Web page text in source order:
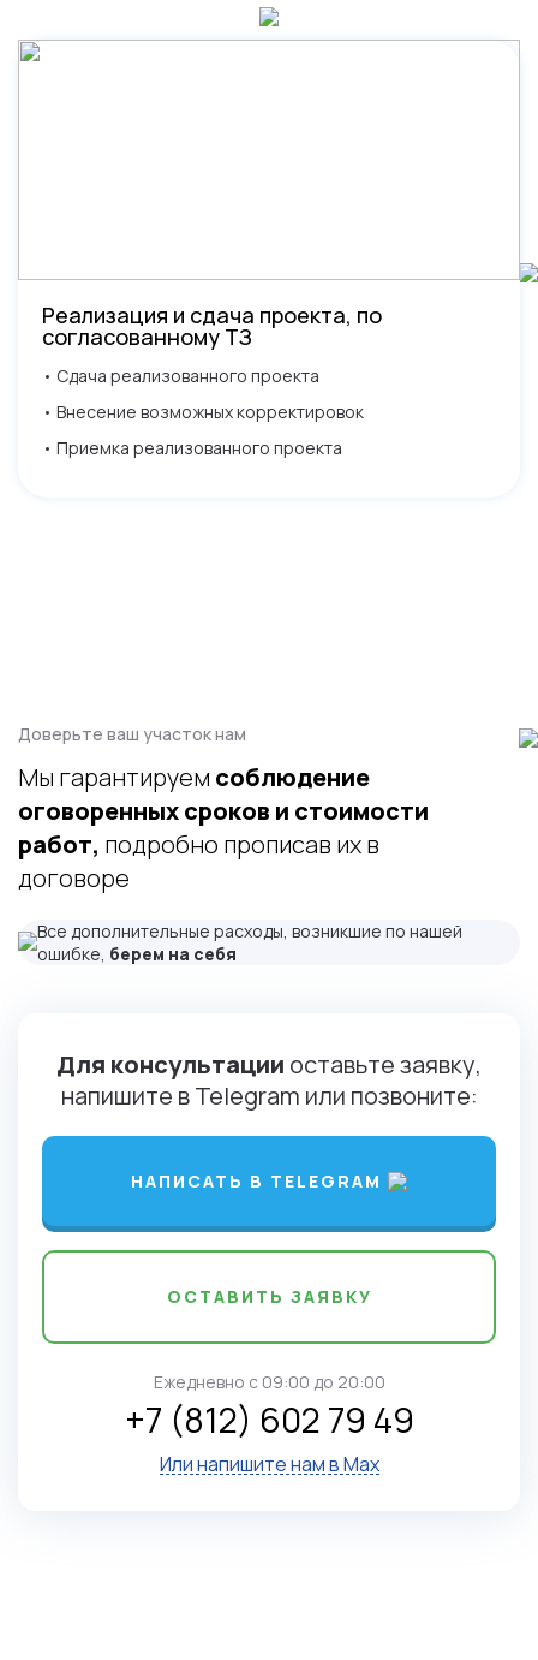
Реализация и сдача проекта, по
согласованному ТЗ
• Сдача реализованного проекта
• Внесение возможных корректировок
• Приемка реализованного проекта
Доверьте ваш участок нам
Мы гарантируем соблюдение
оговоренных сроков и стоимости
работ, подробно прописав их в
договоре
Все дополнительные расходы, возникшие по нашей
ошибке, берем на себя
Для консультации оставьте заявку,
напишите в Telegram или позвоните:
НАПИСАТЬ В TELEGRAM
ОСТАВИТЬ ЗАЯВКУ
Ежедневно c 09:00 до 20:00
+7 (812) 602 79 49
Или напишите нам в Max